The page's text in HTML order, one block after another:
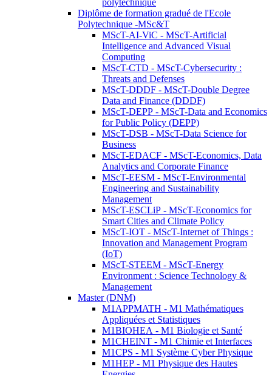
polytechnique
Diplôme de formation gradué de l'Ecole
Polytechnique -MSc&T
MScT-AI-ViC - MScT-Artificial
Intelligence and Advanced Visual
Computing
MScT-CTD - MScT-Cybersecurity :
Threats and Defenses
MScT-DDDF - MScT-Double Degree
Data and Finance (DDDF)
MScT-DEPP - MScT-Data and Economics
for Public Policy (DEPP)
MScT-DSB - MScT-Data Science for
Business
MScT-EDACF - MScT-Economics, Data
Analytics and Corporate Finance
MScT-EESM - MScT-Environmental
Engineering and Sustainability
Management
MScT-ESCLiP - MScT-Economics for
Smart Cities and Climate Policy
MScT-IOT - MScT-Internet of Things :
Innovation and Management Program
(IoT)
MScT-STEEM - MScT-Energy
Environment : Science Technology &
Management
Master (DNM)
M1APPMATH - M1 Mathématiques
Appliquées et Statistiques
M1BIOHEA - M1 Biologie et Santé
M1CHEINT - M1 Chimie et Interfaces
M1CPS - M1 Système Cyber Physique
M1HEP - M1 Physique des Hautes